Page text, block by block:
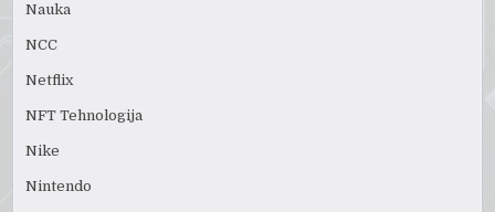
Nauka
NCC
Netflix
NFT Tehnologija
Nike
Nintendo